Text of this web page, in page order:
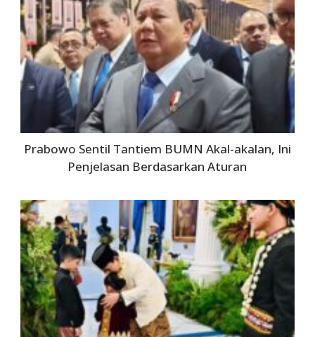
Prabowo Sentil Tantiem BUMN Akal-akalan, Ini
Penjelasan Berdasarkan Aturan